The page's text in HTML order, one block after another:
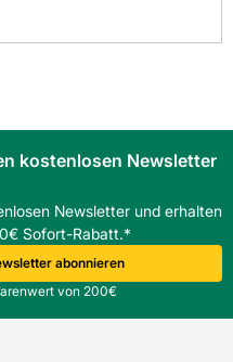
kostenlosen Newsletter
Newsletter und erhalten
Sofort-Rabatt.*
abonnieren
von 200€